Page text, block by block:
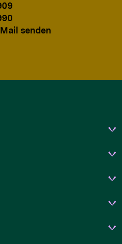
senden